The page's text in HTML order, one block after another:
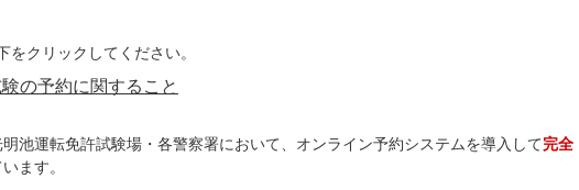
クリックしてください。
の予約に関すること
池運転免許試験場・各警察署において、オンライン予約システムを導入して完全
ます。